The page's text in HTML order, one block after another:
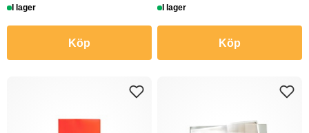
I lager
Köp
I lager
Köp